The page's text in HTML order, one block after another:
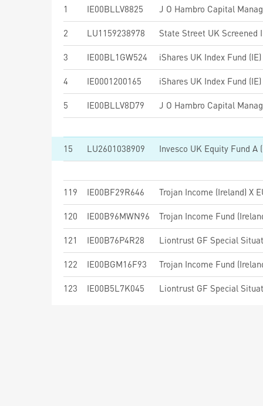
1
IE00BLLV8825
2 LU1159238978 State Street UK Screened
3 IE00BL1GW524 iShares UK Index Fund
4 IE0001200165 iShares UK Index Fund
5 IE00BLLV8D79
15 LU2601038909
119 IE00BF29R646 Trojan Income (Ireland) X
120 IE00B96MWN96 Trojan Income Fund
121 IE00B76P4R28
122 IE00BGM16F93 Trojan Income Fund
123 IE00B5L7K045